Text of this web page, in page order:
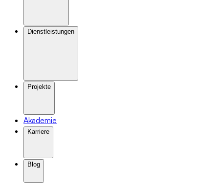
Dienstleistungen
Projekte
Akademie
Karriere
Blog